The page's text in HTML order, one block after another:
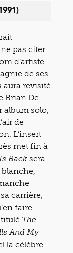
pas citer
d’artiste.
de ses
aura revisité
Brian De
album solo,
de
L’insert
met fin à
Back sera
carrière,
faire.
The
And My
la célèbre